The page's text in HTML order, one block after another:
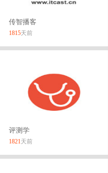
传智播客
1815天前
评测学
1821 天前